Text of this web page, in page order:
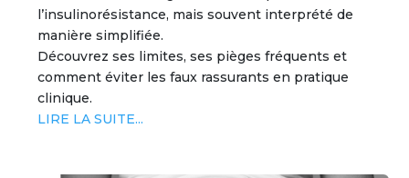
l’insulinorésistance, mais souvent interprété de
manière simplifiée.
Découvrez ses limites, ses pièges fréquents et
comment éviter les faux rassurants en pratique
clinique.
LIRE LA SUITE...